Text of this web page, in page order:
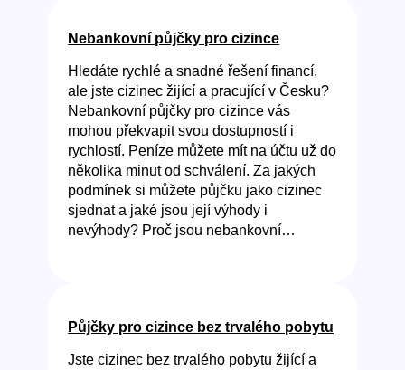
Nebankovní půjčky pro cizince
Hledáte rychlé a snadné řešení financí,
ale jste cizinec žijící a pracující v Česku?
Nebankovní půjčky pro cizince vás
mohou překvapit svou dostupností i
rychlostí. Peníze můžete mít na účtu už do
několika minut od schválení. Za jakých
podmínek si můžete půjčku jako cizinec
sjednat a jaké jsou její výhody i
nevýhody? Proč jsou nebankovní…
Půjčky pro cizince bez trvalého pobytu
Jste cizinec bez trvalého pobytu žijící a